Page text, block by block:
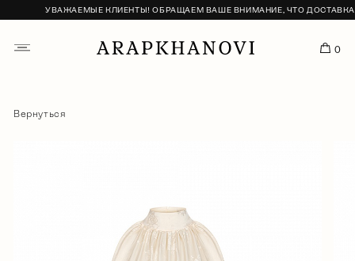
УВАЖАЕМЫЕ КЛИЕНТЫ! ОБРАЩАЕМ ВАШЕ ВНИМАНИЕ, ЧТО ДОСТАВКА
0
Вернуться